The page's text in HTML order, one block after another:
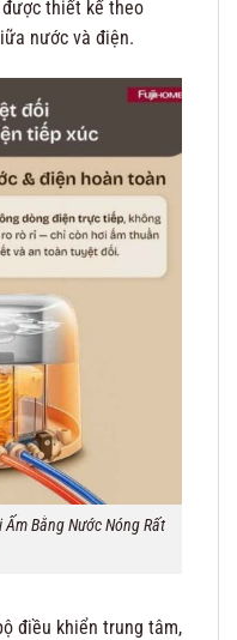
thiết kế theo
nước và điện.
Bằng Nước Nóng Rất
điều khiển trung tâm,